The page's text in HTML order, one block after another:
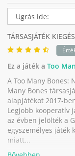
TÁRSASJÁTÉK
Ez a játék a Too
A Too Many Bones:
Many Bones
alapjátékot 2017-
Legjobb kooperatív
az évben jelölték a
egyszemélyes játék
miatt...